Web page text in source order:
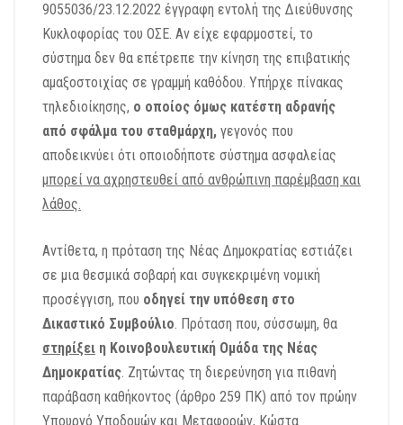
9055036/23.12.2022 έγγραφη εντολή της Διεύθυνσης
Κυκλοφορίας του ΟΣΕ. Αν είχε εφαρμοστεί, το
σύστημα δεν θα επέτρεπε την κίνηση της επιβατικής
αμαξοστοιχίας σε γραμμή καθόδου. Υπήρχε πίνακας
τηλεδιοίκησης, ο οποίος όμως κατέστη αδρανής
από σφάλμα του σταθμάρχη, γεγονός που
αποδεικνύει ότι οποιοδήποτε σύστημα ασφαλείας
μπορεί να αχρηστευθεί από ανθρώπινη παρέμβαση και
λάθος.
Αντίθετα, η πρόταση της Νέας Δημοκρατίας εστιάζει
σε μια θεσμικά σοβαρή και συγκεκριμένη νομική
προσέγγιση, που οδηγεί την υπόθεση στο
Δικαστικό Συμβούλιο. Πρόταση που, σύσσωμη, θα
στηρίξει η Κοινοβουλευτική Ομάδα της Νέας
Δημοκρατίας. Ζητώντας τη διερεύνηση για πιθανή
παράβαση καθήκοντος (άρθρο 259 ΠΚ) από τον πρώην
Υπουργό Υποδομών και Μεταφορών, Κώστα